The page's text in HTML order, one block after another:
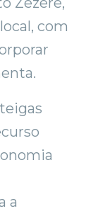
com
a